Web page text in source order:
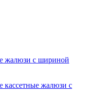
жалюзи с шириной
кассетные жалюзи с